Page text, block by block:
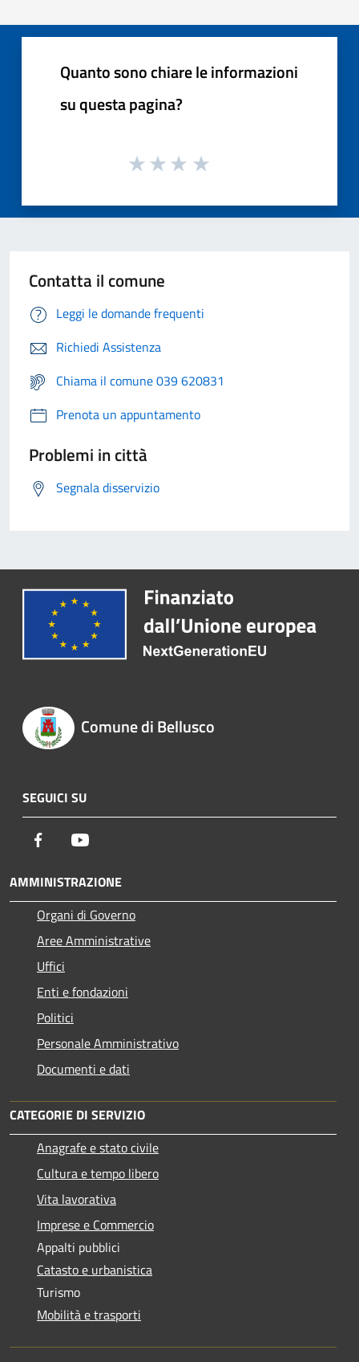
Quanto sono chiare le informazioni
su questa pagina?
Contatta il comune
Leggi le domande frequenti
Richiedi Assistenza
Chiama il comune 039 620831
Prenota un appuntamento
Problemi in città
Segnala disservizio
Comune di Bellusco
SEGUICI SU
Facebook
AMMINISTRAZIONE
Organi di Governo
Aree Amministrative
Uffici
Enti e fondazioni
Politici
Personale Amministrativo
Documenti e dati
CATEGORIE DI SERVIZIO
Anagrafe e stato civile
Cultura e tempo libero
Vita lavorativa
Imprese e Commercio
Appalti pubblici
Catasto e urbanistica
Turismo
Mobilità e trasporti